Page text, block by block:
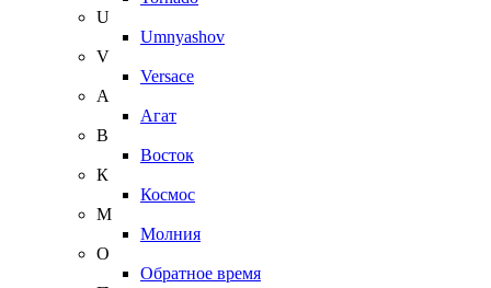
U
Umnyashov
V
Versace
А
Агат
В
Восток
К
Космос
М
Молния
О
Обратное время